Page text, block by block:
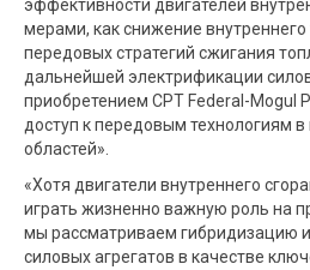
эффективности двигателей
мерами, как снижение
передовых стратегий сжигания
дальнейшей электрификации
приобретением CPT Federal-Mogul
доступ к передовым технологиям в
областей».
«Хотя двигатели внутреннего
играть жизненно важную роль на
мы рассматриваем гибридизацию
силовых агрегатов в качестве